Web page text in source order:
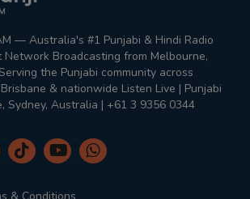
— Australia's #1 Punjabi & Hindi Radio
Broadcasting from Melbourne,
the Punjabi community across
& nationwide Listen Live | Punjabi
Sydney, Australia | +61 3 9356 0344